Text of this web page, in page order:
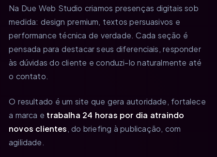
Na Due Web Studio criamos presenças digitais sob
medida: design premium, textos persuasivos e
performance técnica de verdade. Cada seção é
pensada para destacar seus diferenciais, responder
às dúvidas do cliente e conduzi-lo naturalmente até
o contato.
O resultado é um site que gera autoridade, fortalece
a marca e trabalha 24 horas por dia atraindo
novos clientes, do briefing à publicação, com
agilidade.